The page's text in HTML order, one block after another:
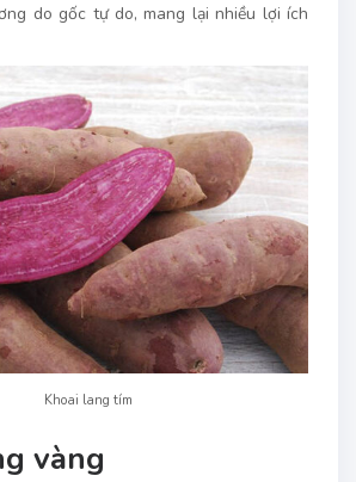
do gốc tự do, mang lại nhiều lợi ích
Khoai lang tím
vàng